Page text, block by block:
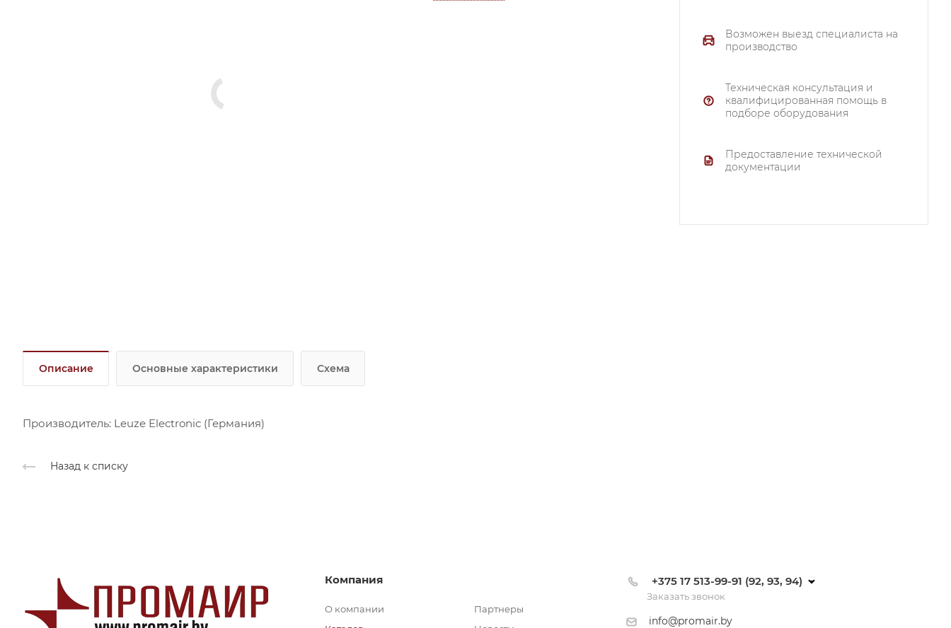
Возможен выезд специалиста на
производство
Техническая консультация и
квалифицированная помощь в
подборе оборудования
Предоставление технической
документации
Описание Основные характеристики Схема
Производитель: Leuze Electronic (Германия)
Назад к списку
Компания
О компании
Партнеры
+375 17 513-99-91 (92, 93, 94)
Заказать звонок
info@promair.by